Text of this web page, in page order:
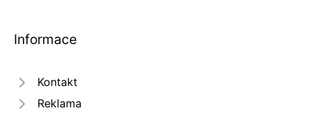
Informace
Kontakt
Reklama